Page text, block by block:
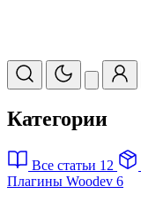
Категории
Все статьи 12
Плагины Woodev 6